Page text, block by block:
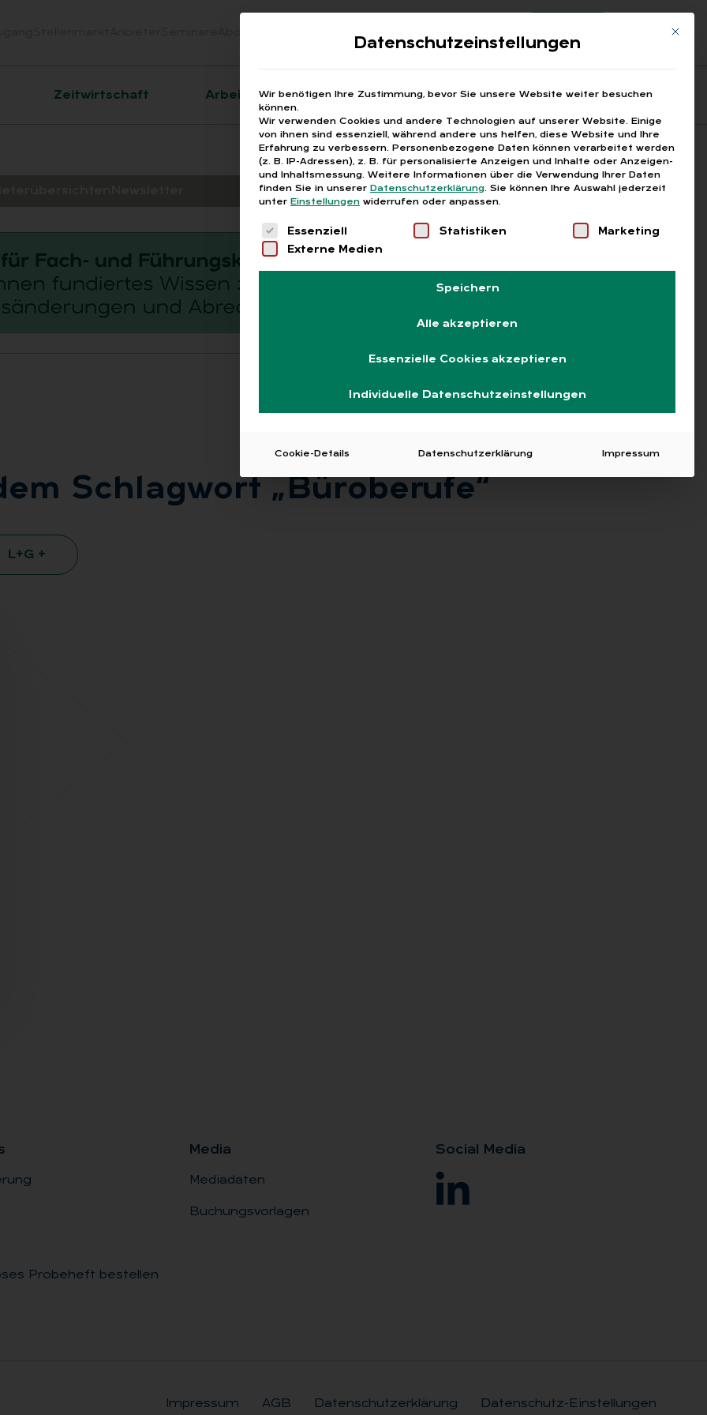
Suchen
Registrierung
Zeitwirtschaft Arbeitsrecht Fragen aus den ARGEn Printausgaben
Schlag­wort „Bü­ro­be­ru­fe“
L+G +
Probeheft bestellen
Me­dia
Mediadaten
Buchungsvorlagen
So­ci­al Me­dia
Impressum AGB Datenschutzerklärung Datenschutz-Einstellungen
Mit
Datenschutzeinstellungen
Wir benötigen Ihre Zustimmung, bevor Sie unsere Website weiter besuchen
können.
Wir verwenden Cookies und andere Technologien auf unserer Website. Einige
von ihnen sind essenziell, während andere uns helfen, diese Website und Ihre
Erfahrung zu verbessern. Personenbezogene Daten können verarbeitet werden
(z. B. IP-Adressen), z. B. für personalisierte Anzeigen und Inhalte oder Anzeigen-
und Inhaltsmessung. Weitere Informationen über die Verwendung Ihrer Daten
finden Sie in unserer Datenschutzerklärung. Sie können Ihre Auswahl jederzeit
unter Einstellungen widerrufen oder anpassen.
Es folgt eine Liste der Service-Gruppen, für die eine
Essenziell Statistiken
Marketing
Externe Medien
Speichern
Alle akzeptieren
Essenzielle Cookies akzeptieren
Individuelle Datenschutzeinstellungen
Cookie-Details Datenschutzerklärung Impressum